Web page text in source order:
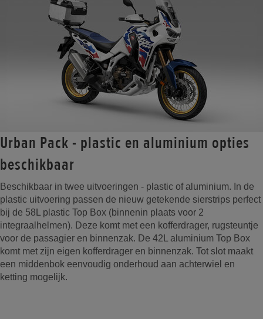
Urban Pack - plastic en aluminium opties
beschikbaar
Beschikbaar in twee uitvoeringen - plastic of aluminium. In de
plastic uitvoering passen de nieuw getekende sierstrips perfect
bij de 58L plastic Top Box (binnenin plaats voor 2
integraalhelmen). Deze komt met een kofferdrager, rugsteuntje
voor de passagier en binnenzak. De 42L aluminium Top Box
komt met zijn eigen kofferdrager en binnenzak. Tot slot maakt
een middenbok eenvoudig onderhoud aan achterwiel en
ketting mogelijk.